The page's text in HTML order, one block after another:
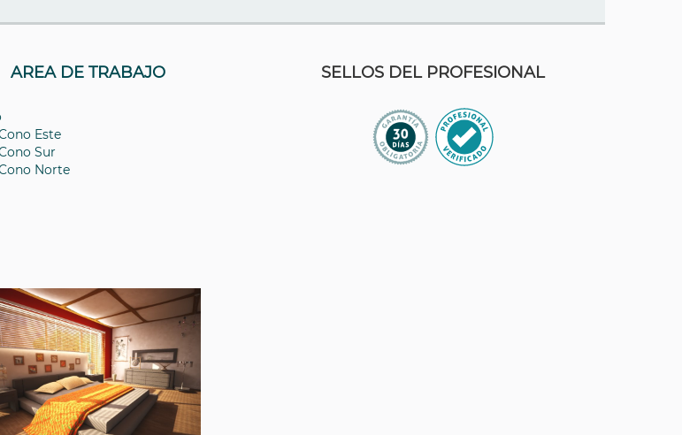
AREA DE TRABAJO
Este
Sur
Norte
SELLOS DEL PROFESIONAL